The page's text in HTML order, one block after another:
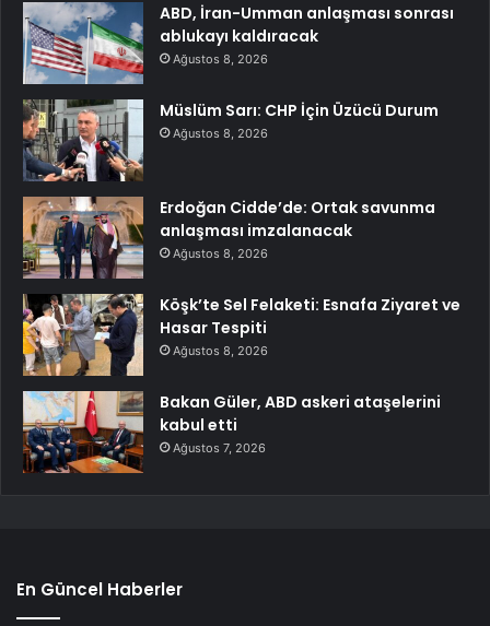
ABD, İran-Umman anlaşması sonrası
ablukayı kaldıracak
Ağustos 8, 2026
Müslüm Sarı: CHP İçin Üzücü Durum
Ağustos 8, 2026
Erdoğan Cidde’de: Ortak savunma
anlaşması imzalanacak
Ağustos 8, 2026
Köşk’te Sel Felaketi: Esnafa Ziyaret ve
Hasar Tespiti
Ağustos 8, 2026
Bakan Güler, ABD askeri ataşelerini
kabul etti
Ağustos 7, 2026
En Güncel Haberler